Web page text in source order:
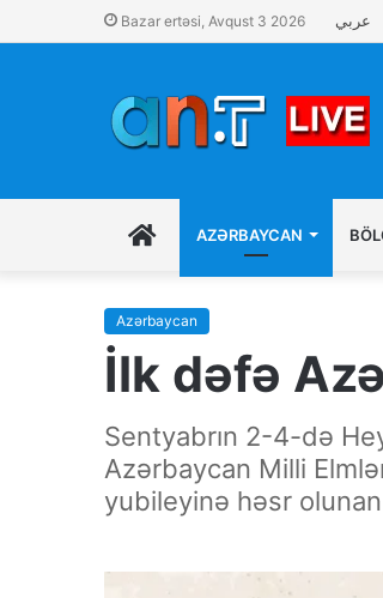
Bazar ertəsi, Avqust 3 2026 عربي
İLK
SƏHIFƏ
AZƏRBAYCAN
Azərbaycan
İlk dəfə
Sentyabrın 2-4-də
Azərbaycan Milli
yubileyinə həsr